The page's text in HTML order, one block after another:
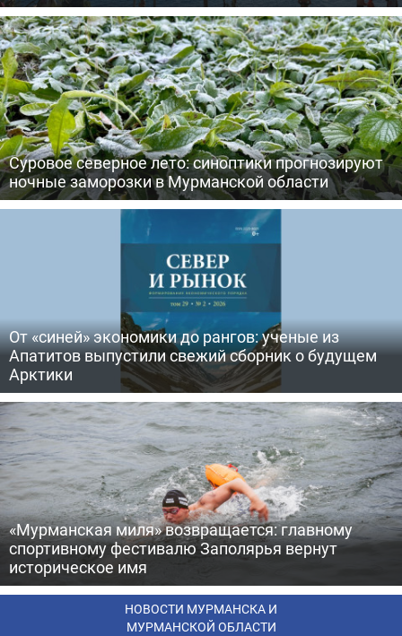
Суровое северное лето: синоптики прогнозируют
ночные заморозки в Мурманской области
От «синей» экономики до рангов: ученые из
Апатитов выпустили свежий сборник о будущем
Арктики
«Мурманская миля» возвращается: главному
спортивному фестивалю Заполярья вернут
историческое имя
НОВОСТИ МУРМАНСКА И
МУРМАНСКОЙ ОБЛАСТИ